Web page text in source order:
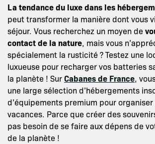
La tendance du luxe dans les
peut transformer la manière dont vous
séjour. Vous recherchez un moyen de
contact de la nature, mais vous
spécialement la rusticité ? Testez une
luxueuse pour recharger vos batteries
la planète ! SurCabanes de France,
une large sélection d’hébergements
d’équipements premium pour
vacances. Parce que créer des
pas besoin de se faire aux dépens de
de la planète !